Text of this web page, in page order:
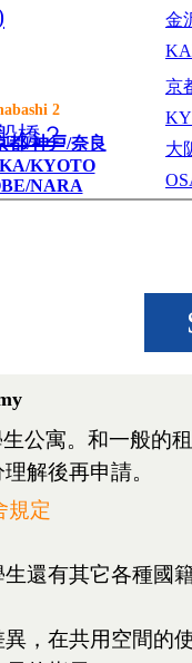
金
都/神戸/奈良
KYOTO
NARA
京
大
広島
広
專門學校 日本語學校
神楽板キャンパス）
2
橋２